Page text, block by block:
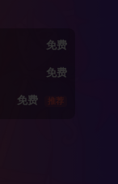
免费
免费
免费 推荐